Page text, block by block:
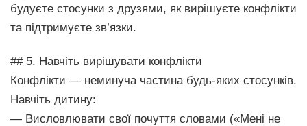
будуєте стосунки з друзями, як вирішуєте конфлікти
та підтримуєте зв’язки.
## 5. Навчіть вирішувати конфлікти
Конфлікти — неминуча частина будь-яких стосунків.
Навчіть дитину:
— Висловлювати свої почуття словами («Мені не